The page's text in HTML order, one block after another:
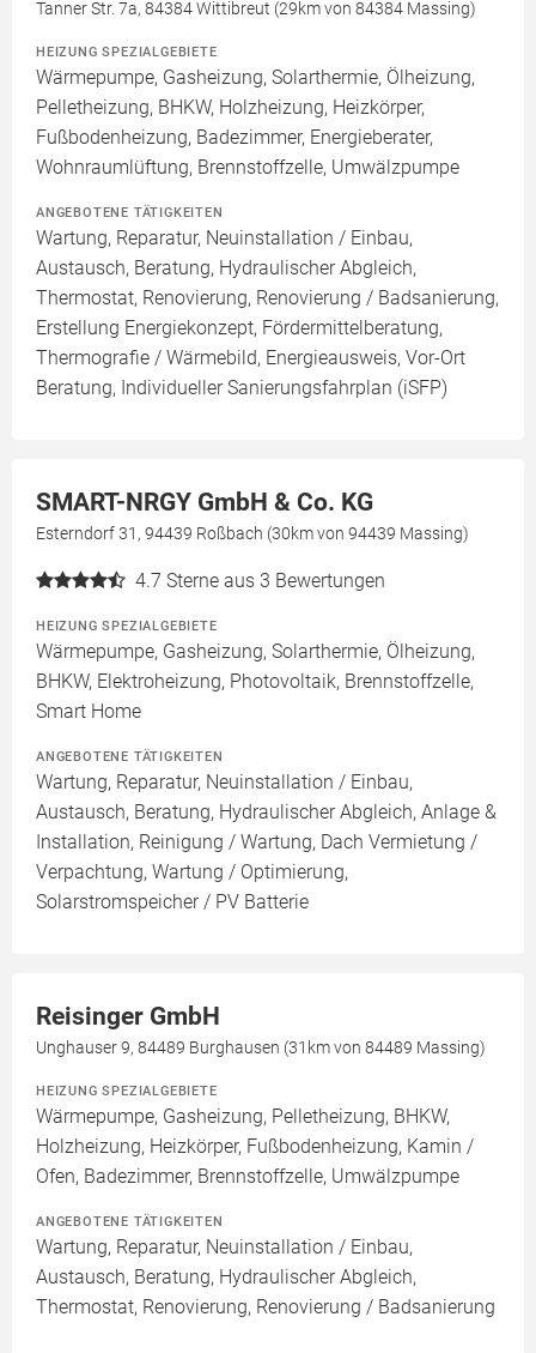
Tanner Str. 7a, 84384 Wittibreut (29km von 84384 Massing)
HEIZUNG SPEZIALGEBIETE
Wärmepumpe, Gasheizung, Solarthermie, Ölheizung,
Pelletheizung, BHKW, Holzheizung, Heizkörper,
Fußbodenheizung, Badezimmer, Energieberater,
Wohnraumlüftung, Brennstoffzelle, Umwälzpumpe
ANGEBOTENE TÄTIGKEITEN
Wartung, Reparatur, Neuinstallation / Einbau,
Austausch, Beratung, Hydraulischer Abgleich,
Thermostat, Renovierung, Renovierung / Badsanierung,
Erstellung Energiekonzept, Fördermittelberatung,
Thermografie / Wärmebild, Energieausweis, Vor-Ort
Beratung, Individueller Sanierungsfahrplan (iSFP)
SMART-NRGY GmbH & Co. KG
Esterndorf 31, 94439 Roßbach (30km von 94439 Massing)
4.7 Sterne aus 3 Bewertungen
HEIZUNG SPEZIALGEBIETE
Wärmepumpe, Gasheizung, Solarthermie, Ölheizung,
BHKW, Elektroheizung, Photovoltaik, Brennstoffzelle,
Smart Home
ANGEBOTENE TÄTIGKEITEN
Wartung, Reparatur, Neuinstallation / Einbau,
Austausch, Beratung, Hydraulischer Abgleich, Anlage &
Installation, Reinigung / Wartung, Dach Vermietung /
Verpachtung, Wartung / Optimierung,
Solarstromspeicher / PV Batterie
Reisinger GmbH
Unghauser 9, 84489 Burghausen (31km von 84489 Massing)
HEIZUNG SPEZIALGEBIETE
Wärmepumpe, Gasheizung, Pelletheizung, BHKW,
Holzheizung, Heizkörper, Fußbodenheizung, Kamin /
Ofen, Badezimmer, Brennstoffzelle, Umwälzpumpe
ANGEBOTENE TÄTIGKEITEN
Wartung, Reparatur, Neuinstallation / Einbau,
Austausch, Beratung, Hydraulischer Abgleich,
Thermostat, Renovierung, Renovierung / Badsanierung